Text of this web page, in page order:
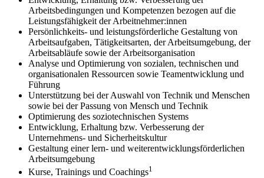
Arbeitsbedingungen und Kompetenzen bezogen auf die
Leistungsfähigkeit der Arbeitnehmer:innen
Persönlichkeits- und leistungsförderliche Gestaltung von
Arbeitsaufgaben, Tätigkeitsarten, der Arbeitsumgebung, der
Arbeitsabläufe sowie der Arbeitsorganisation
Analyse und Optimierung von sozialen, technischen und
organisationalen Ressourcen sowie Teamentwicklung und
Führung
Unterstützung bei der Auswahl von Technik und Menschen
sowie bei der Passung von Mensch und Technik
Optimierung des soziotechnischen Systems
Entwicklung, Erhaltung bzw. Verbesserung der
Unternehmens- und Sicherheitskultur
Gestaltung einer lern- und weiterentwicklungsförderlichen
Arbeitsumgebung
Kurse, Trainings und Coachings1